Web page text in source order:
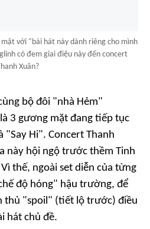
với "bài hát này dành riêng cho mình
có đem giai điệu này đến concert
Xuân?
bộ đôi "nhà Hẻm"
3 gương mặt đang tiếp tục
"Say Hi". Concert Thanh
này hội ngộ trước thềm Tinh
thế, ngoài set diễn của từng
độ hóng" hậu trường, để
thủ "spoil" (tiết lộ trước) điều
hát chủ đề.